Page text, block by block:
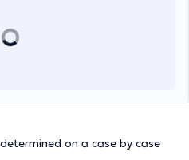
on a case by case